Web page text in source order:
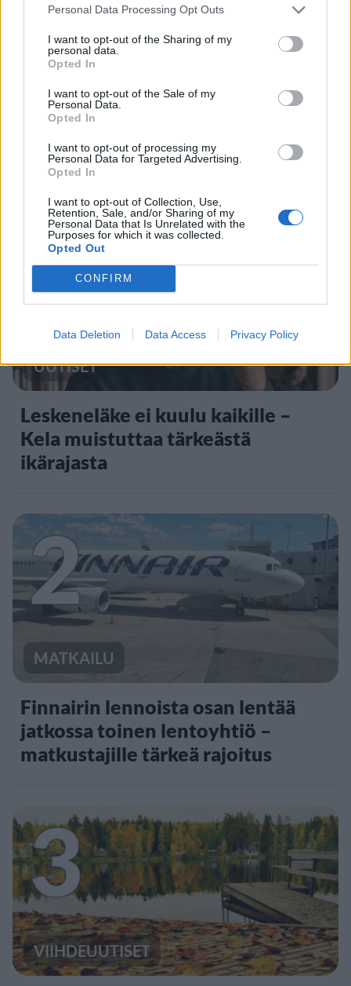
Personal Data Processing Opt Outs
I want to opt-out of the Sharing of my
personal data.
Opted In
I want to opt-out of the Sale of my
Personal Data.
Opted In
I want to opt-out of processing my
Personal Data for Targeted Advertising.
Opted In
I want to opt-out of Collection, Use,
Retention, Sale, and/or Sharing of my
Personal Data that Is Unrelated with the
Purposes for which it was collected.
Opted Out
CONFIRM
Data Deletion Data Access Privacy Policy
Staran luetuimmat
1
UUTISET
Leskeneläke ei kuulu kaikille –
Kela muistuttaa tärkeästä
ikärajasta
2
MATKAILU
Finnairin lennoista osan lentää
jatkossa toinen lentoyhtiö –
matkustajille tärkeä rajoitus
3
VIIHDEUUTISET